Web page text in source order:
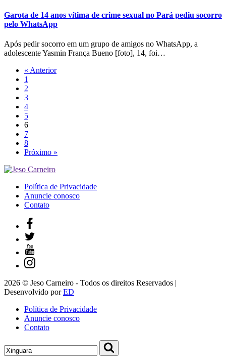
Garota de 14 anos vítima de crime sexual no Pará pediu socorro
pelo WhatsApp
Após pedir socorro em um grupo de amigos no WhatsApp, a
adolescente Yasmin França Bueno [foto], 14, foi…
« Anterior
1
2
3
4
5
6
7
8
Próximo »
Política de Privacidade
Anuncie conosco
Contato
2026 © Jeso Carneiro - Todos os direitos Reservados |
Desenvolvido porED
Política de Privacidade
Anuncie conosco
Contato